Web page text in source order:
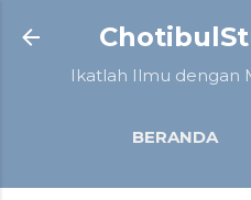
Langsung ke
Ikatlah Ilmu dengan
BERANDA
TUTORIAL